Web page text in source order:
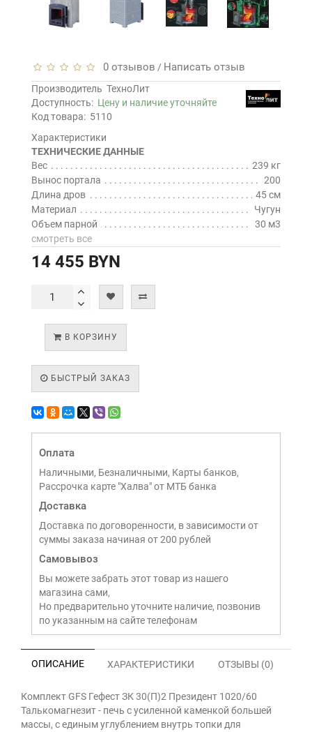
0 отзывов / Написать отзыв
Производитель ТехноЛит
Доступность: Цену и наличие уточняйте
Код товара: 5110
Характеристики
ТЕХНИЧЕСКИЕ ДАННЫЕ
Вес
239 кг
Вынос портала
200
Длина дров
45 см
Материал
Чугун
Объем парной
30 м3
смотреть все
14 455 BYN
В КОРЗИНУ
БЫСТРЫЙ ЗАКАЗ
Оплата
Наличными, Безналичными, Карты банков,
Рассрочка карте "Халва" от МТБ банка
Доставка
Доставка по договоренности, в зависимости от
суммы заказа начиная от 200 рублей
Самовывоз
Вы можете забрать этот товар из нашего
магазина сами,
Но предварительно уточните наличие, позвонив
по указанным на сайте телефонам
ОПИСАНИЕ ХАРАКТЕРИСТИКИ ОТЗЫВЫ (0)
Комплект GFS Гефест ЗК 30(П)2 Президент 1020/60
Талькомагнезит - печь с усиленной каменкой большей
массы, с единым углублением внутрь топки для